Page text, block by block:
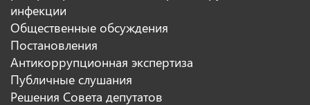
инфекции
Общественные обсуждения
Постановления
Антикоррупционная экспертиза
Публичные слушания
Решения Совета депутатов